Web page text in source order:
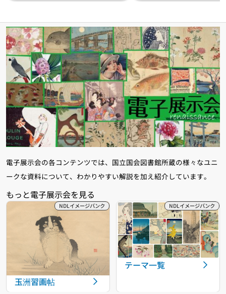
電子展示会の各コンテンツでは、国立国会図書館所蔵の様々なユニ
ークな資料について、わかりやすい解説を加え紹介しています。
玉洲習画帖
テーマ一覧